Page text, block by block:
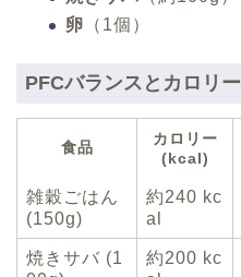
卵 （1個）
PFCバランスとカロリー
食品
カロリー
(kcal)
雑穀ごはん
(150g)
約240 kc
al
焼きサバ (1
約200 kc